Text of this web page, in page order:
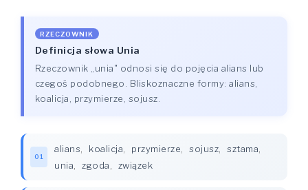
RZECZOWNIK
Definicja słowa Unia
Rzeczownik „unia" odnosi się do pojęcia alians lub
czegoś podobnego. Bliskoznaczne formy: alians,
koalicja, przymierze, sojusz.
01
alians, koalicja, przymierze, sojusz, sztama,
unia, zgoda, związek